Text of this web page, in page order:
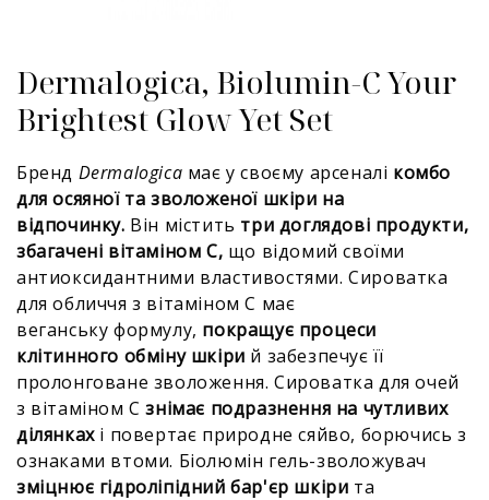
Dermalogica, Biolumin-C Your
Brightest Glow Yet Set
Бренд Dermalogica має у своєму арсеналі комбо
для осяяної та зволоженої шкіри на
відпочинку. Він містить три доглядові продукти,
збагачені вітаміном С, що відомий своїми
антиоксидантними властивостями. Сироватка
для обличчя з вітаміном С має
веганську формулу, покращує процеси
клітинного обміну шкіри й забезпечує її
пролонговане зволоження. Сироватка для очей
з вітаміном Сзнімає подразнення на чутливих
ділянкахі повертає природне сяйво, борючись з
ознаками втоми. Біолюмін гель-зволожувач
зміцнює гідроліпідний бар'єр шкіри та